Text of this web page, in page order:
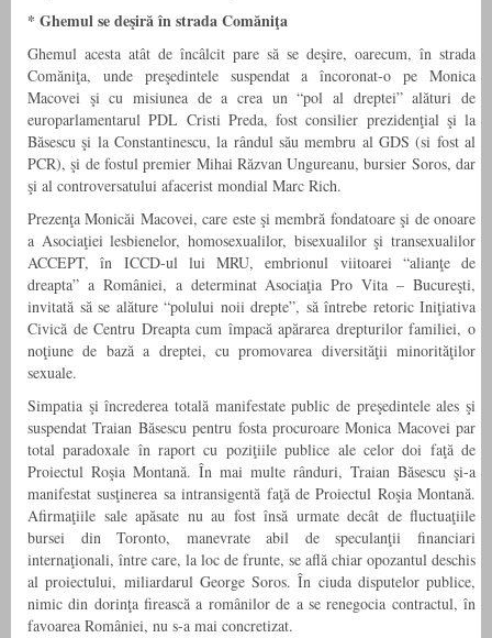
* Ghemul se deşiră în strada Comăniţa
Ghemul acesta atât de încâlcit pare să se deşire, oarecum, în strada
Comăniţa, unde preşedintele suspendat a încoronat-o pe Monica
Macovei şi cu misiunea de a crea un “pol al dreptei” alături de
europarlamentarul PDL Cristi Preda, fost consilier prezidenţial şi la
Băsescu şi la Constantinescu, la rândul său membru al GDS (si fost al
PCR), şi de fostul premier Mihai Răzvan Ungureanu, bursier Soros, dar
şi al controversatului afacerist mondial Marc Rich.
Prezenţa Monicăi Macovei, care este şi membră fondatoare şi de onoare
a Asociaţiei lesbienelor, homosexualilor, bisexualilor şi transexualilor
ACCEPT, în ICCD-ul lui MRU, embrionul viitoarei “alianţe de
dreapta” a României, a determinat Asociaţia Pro Vita – Bucureşti,
invitată să se alăture “polului noii drepte”, să întrebe retoric Iniţiativa
Civică de Centru Dreapta cum împacă apărarea drepturilor familiei, o
noţiune de bază a dreptei, cu promovarea diversităţii minorităţilor
sexuale.
Simpatia şi încrederea totală manifestate public de preşedintele ales şi
suspendat Traian Băsescu pentru fosta procuroare Monica Macovei par
total paradoxale în raport cu poziţiile publice ale celor doi faţă de
Proiectul Roşia Montană. În mai multe rânduri, Traian Băsescu şi-a
manifestat susţinerea sa intransigentă faţă de Proiectul Roşia Montană.
Afirmaţiile sale apăsate nu au fost însă urmate decât de fluctuaţiile
bursei din Toronto, manevrate abil de speculanţii financiari
internaţionali, între care, la loc de frunte, se află chiar opozantul deschis
al proiectului, miliardarul George Soros. În ciuda disputelor publice,
nimic din dorinţa firească a românilor de a se renegocia contractul, în
favoarea României, nu s-a mai concretizat.